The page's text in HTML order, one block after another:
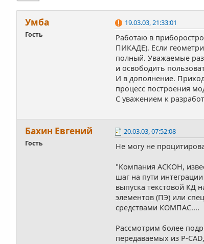
Умба
Гость
19.03.03, 21:33:01
Работаю в
ПИКАДЕ). Если
полный. Уважаемые
и освободить
И в дополнение.
процесс построения
С уважением к
Бахин Евгений
Гость
20.03.03, 07:52:08
Не могу не
"Компания АСКОН,
шаг на пути
выпуска текстовой КД
элементов (ПЭ) или
средствами КОМПАС....
Рассмотрим более
передаваемых из P-